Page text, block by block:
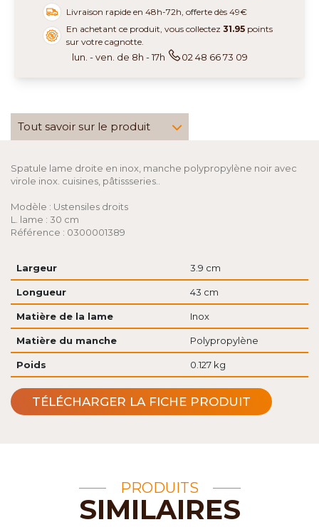
Livraison rapide en 48h-72h, offerte dès 49€
En achetant ce produit, vous collectez31.95 points
sur votre cagnotte.
lun. - ven. de 8h - 17h 02 48 66 73 09
Tout savoir sur le produit
Spatule lame droite en inox, manche polypropylène noir avec
virole inox. cuisines, pâtissseries..
Modèle : Ustensiles droits
L. lame : 30 cm
Référence : 0300001389
Largeur 3.9 cm
Longueur 43 cm
Matière de la lame Inox
Matière du manche Polypropylène
Poids 0.127 kg
TÉLÉCHARGER LA FICHE PRODUIT
PRODUITS
SIMILAIRES